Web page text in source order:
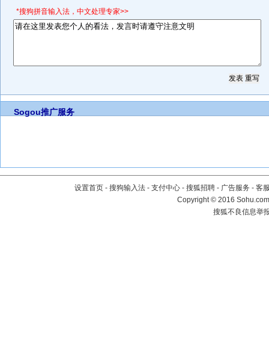
*搜狗拼音输入法，中文处理专家>>
Sogou推广服务
设置首页 - 搜狗输入法 - 支付中心 - 搜狐招聘 - 广告服务 - 客
Copyright©2016
搜狐不良信息举